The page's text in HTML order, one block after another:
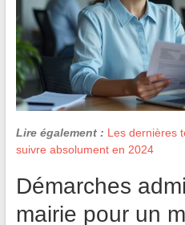
Lire également : Les dernières
suivre absolument en 2024
Démarches
mairie pour un